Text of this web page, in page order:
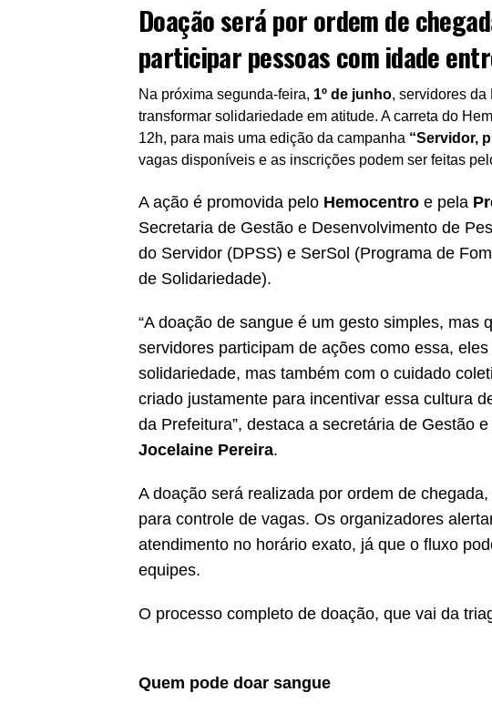
Doação será por ordem de
participar pessoas com idade
Na próxima segunda-feira, 1º de junho, servidores
transformar solidariedade em atitude. A carreta do
12h, para mais uma edição da campanha “Servidor,
vagas disponíveis e as inscrições podem ser feitas
A ação é promovida pelo Hemocentro e pela
Secretaria de Gestão e Desenvolvimento de
do Servidor (DPSS) e SerSol (Programa de
de Solidariedade).
“A doação de sangue é um gesto simples, mas
servidores participam de ações como essa,
solidariedade, mas também com o cuidado
criado justamente para incentivar essa cultura
da Prefeitura”, destaca a secretária de Gestão
Jocelaine Pereira.
A doação será realizada por ordem de
para controle de vagas. Os organizadores
atendimento no horário exato, já que o fluxo
equipes.
O processo completo de doação, que vai da
Quem pode doar sangue